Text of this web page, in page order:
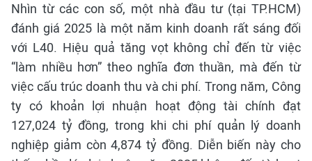
Nhìn từ các con số, một nhà đầu tư (tại TP.HCM)
đánh giá 2025 là một năm kinh doanh rất sáng đối
với L40. Hiệu quả tăng vọt không chỉ đến từ việc
“làm nhiều hơn” theo nghĩa đơn thuần, mà đến từ
việc cấu trúc doanh thu và chi phí. Trong năm, Công
ty có khoản lợi nhuận hoạt động tài chính đạt
127,024 tỷ đồng, trong khi chi phí quản lý doanh
nghiệp giảm còn 4,874 tỷ đồng. Diễn biến này cho